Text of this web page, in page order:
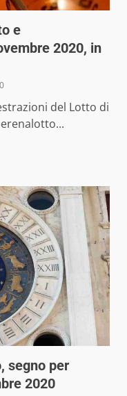
e
2020, in
del Lotto di
segno per
2020